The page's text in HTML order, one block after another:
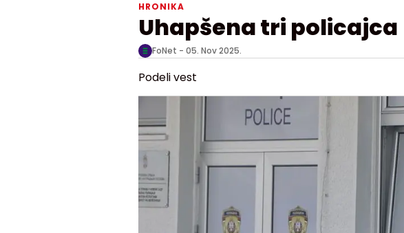
HRONIKA
Uhapšena tri policajca
FoNet - 05. Nov 2025.
Podeli vest